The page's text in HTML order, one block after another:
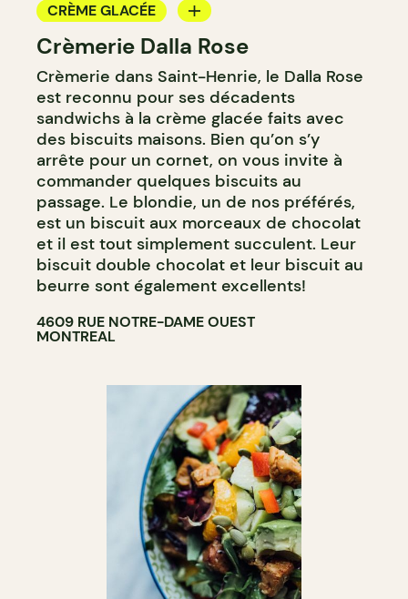
CRÈME GLACÉE
COMPTOIR
Crèmerie Dalla Rose
Crèmerie dans Saint-Henrie, le Dalla Rose
est reconnu pour ses décadents
sandwichs à la crème glacée faits avec
des biscuits maisons. Bien qu’on s’y
arrête pour un cornet, on vous invite à
commander quelques biscuits au
passage. Le blondie, un de nos préférés,
est un biscuit aux morceaux de chocolat
et il est tout simplement succulent. Leur
biscuit double chocolat et leur biscuit au
beurre sont également excellents!
4609 RUE NOTRE-DAME OUEST
MONTREAL